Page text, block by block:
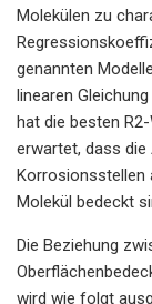
Molekülen zu
genannten
linearen
hat die besten
erwartet, dass die
Korrosionsstellen
Molekül bedeckt
Die Beziehung
wird wie folgt